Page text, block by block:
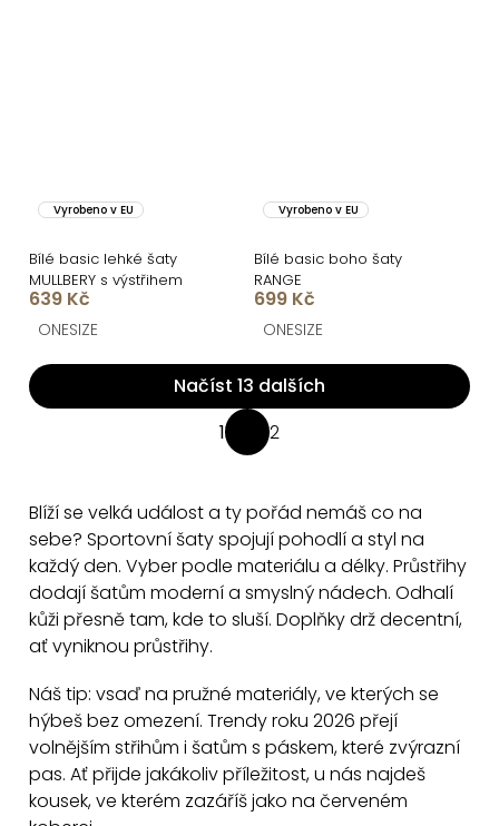
Vyrobeno v EU
Bílé basic lehké šaty
MULLBERY s výstřihem
639 Kč
ONESIZE
Vyrobeno v EU
Bílé basic boho šaty
RANGE
699 Kč
ONESIZE
O
v
á
d
a
c
í
r
v
k
y
v
Načíst 13 dalších
á
n
k
o
v
í
1 2
Blíží se velká událost a ty pořád nemáš co na
sebe? Sportovní šaty spojují pohodlí a styl na
každý den. Vyber podle materiálu a délky. Průstřihy
dodají šatům moderní a smyslný nádech. Odhalí
kůži přesně tam, kde to sluší. Doplňky drž decentní,
ať vyniknou průstřihy.
Náš tip: vsaď na pružné materiály, ve kterých se
hýbeš bez omezení. Trendy roku 2026 přejí
volnějším střihům i šatům s páskem, které zvýrazní
pas. Ať přijde jakákoliv příležitost, u nás najdeš
kousek, ve kterém zazáříš jako na červeném